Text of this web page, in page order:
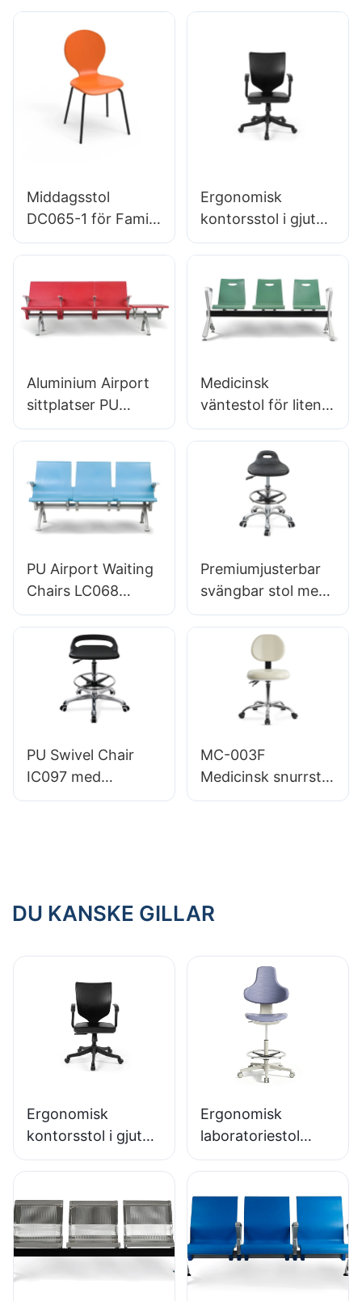
Ledande
stoltillverkare
Middagsstol
DC065-1 för Family
Restaurant Hotel
Anpassad Hewei
Ergonomisk
kontorsstol i gjuten
PU-skum direkt
HEWEI SEATING
Aluminium Airport
sittplatser PU
Väntestol för
Lounge LC098
ODM OEM
anpassad av Hewei
Medicinsk
väntestol för liten
klinik LC034
Tillverkare Hewei
PU Airport Waiting
Chairs LC068
Bekväm
ergonomiska
sittplatser för
flygplatser och
järnvägsstationer
Hewei -tillverkare
Premiumjusterbar
svängbar stol med
handtag, intergal
skumsäte & PU LAB
PALL DESIGN
Höjdjusterbar
fotring & Kromad
5-stjärnig bas för
PU Swivel Chair
IC097 med
höjdjustering stabil
MC-003F
Medicinsk snurrstol
i PU-läder, lätt att
DU KANSKE GILLAR
Ergonomisk
kontorsstol i gjuten
PU-skum direkt
HEWEI SEATING
Ergonomisk
laboratoriestol
slitstark PU-skum
SEATING